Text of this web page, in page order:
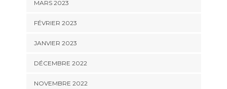
MARS 2023
FÉVRIER 2023
JANVIER 2023
DÉCEMBRE 2022
NOVEMBRE 2022